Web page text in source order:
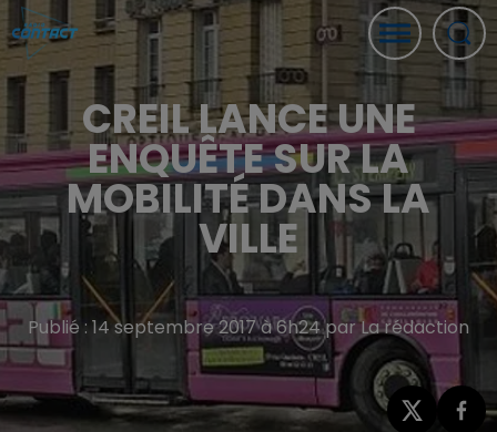
CREIL LANCE UNE
ENQUÊTE SUR LA
MOBILITÉ DANS LA
VILLE
Publié : 14 septembre 2017 à 6h24 par La rédaction